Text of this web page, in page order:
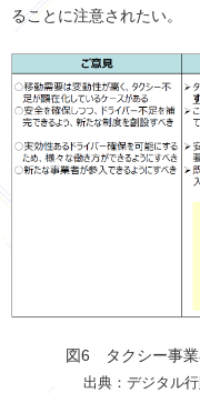
ることに注意されたい。
図6 タクシー事業
出典：デジタル